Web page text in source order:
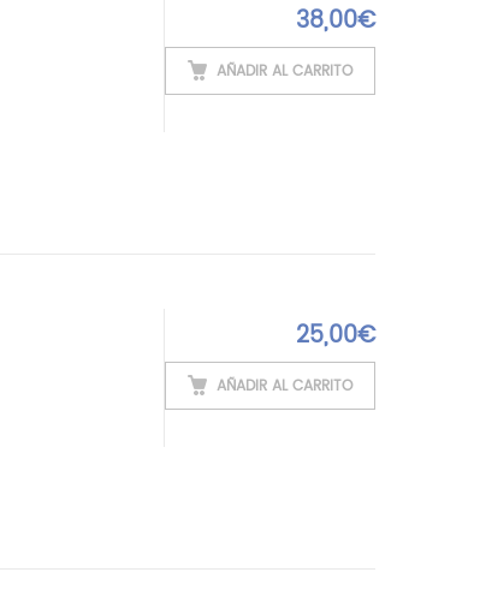
38,00€
AÑADIR AL CARRITO
25,00€
AÑADIR AL CARRITO